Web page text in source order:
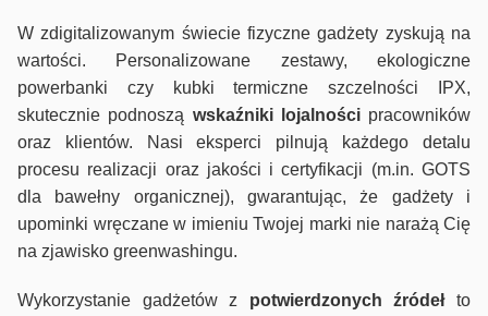
W zdigitalizowanym świecie fizyczne gadżety zyskują na
wartości. Personalizowane zestawy, ekologiczne
powerbanki czy kubki termiczne szczelności IPX,
skutecznie podnoszą wskaźniki lojalnościpracowników
oraz klientów. Nasi eksperci pilnują każdego detalu
procesu realizacji oraz jakości i certyfikacji (m.in. GOTS
dla bawełny organicznej), gwarantując, że gadżety i
upominki wręczane w imieniu Twojej marki nie narażą Cię
na zjawisko greenwashingu.
Wykorzystanie gadżetów z potwierdzonych źródełto